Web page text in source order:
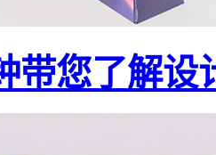
带您了解设